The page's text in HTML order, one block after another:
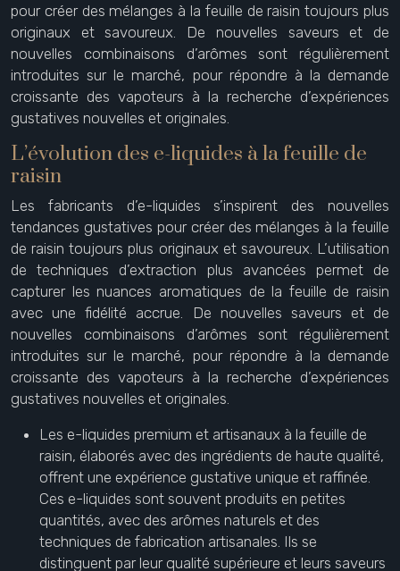
pour créer des mélanges à la feuille de raisin toujours plus
originaux et savoureux. De nouvelles saveurs et de
nouvelles combinaisons d’arômes sont régulièrement
introduites sur le marché, pour répondre à la demande
croissante des vapoteurs à la recherche d’expériences
gustatives nouvelles et originales.
L’évolution des e-liquides à la feuille de
raisin
Les fabricants d’e-liquides s’inspirent des nouvelles
tendances gustatives pour créer des mélanges à la feuille
de raisin toujours plus originaux et savoureux. L’utilisation
de techniques d’extraction plus avancées permet de
capturer les nuances aromatiques de la feuille de raisin
avec une fidélité accrue. De nouvelles saveurs et de
nouvelles combinaisons d’arômes sont régulièrement
introduites sur le marché, pour répondre à la demande
croissante des vapoteurs à la recherche d’expériences
gustatives nouvelles et originales.
Les e-liquides premium et artisanaux à la feuille de
raisin, élaborés avec des ingrédients de haute qualité,
offrent une expérience gustative unique et raffinée.
Ces e-liquides sont souvent produits en petites
quantités, avec des arômes naturels et des
techniques de fabrication artisanales. Ils se
distinguent par leur qualité supérieure et leurs saveurs